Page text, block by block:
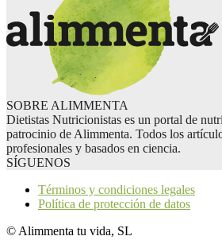
SOBRE ALIMMENTA
Dietistas Nutricionistas es un portal de
patrocinio de Alimmenta. Todos los
profesionales y basados en ciencia.
SÍGUENOS
Términos y condiciones legales
Política de protección de datos
© Alimmenta tu vida, SL